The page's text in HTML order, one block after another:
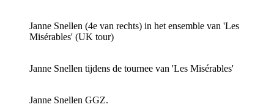
Janne Snellen (4e van rechts) in het ensemble van 'Les
Misérables' (UK tour)
Janne Snellen tijdens de tournee van 'Les Misérables'
Janne Snellen GGZ.